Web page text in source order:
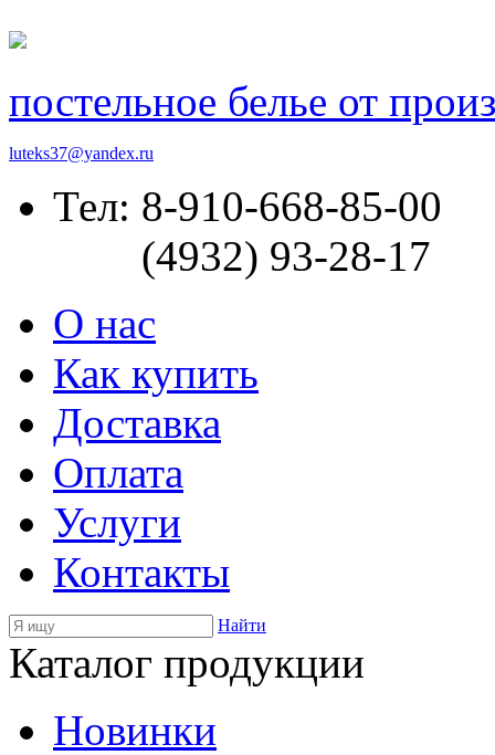
постельное белье от
luteks37@yandex.ru
Тел: 8-910-668-85-00
(4932) 93-28-17
О нас
Как купить
Доставка
Оплата
Услуги
Контакты
Найти
Каталог продукции
Новинки